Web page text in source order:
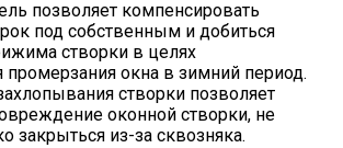
позволяет компенсировать
под собственным и добиться
створки в целях
окна в зимний период.
створки позволяет
оконной створки, не
закрыться из-за сквозняка.